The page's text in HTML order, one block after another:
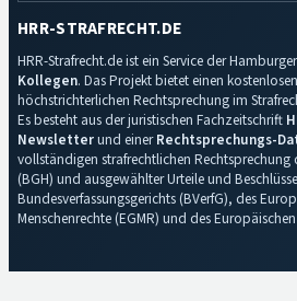
HRR-STRAFRECHT.DE
HRR-Strafrecht.de ist ein Service der
Kollegen. Das Projekt bietet einen
höchstrichterlichen Rechtsprechung im
Es besteht aus der juristischen Fachzeitschrift
Newsletterund einerRechtsprechungs-
vollständigen strafrechtlichen Rechtsprechung
(BGH) und ausgewählter Urteile und
Bundesverfassungsgerichts (BVerfG), des
Menschenrechte (EGMR) und des